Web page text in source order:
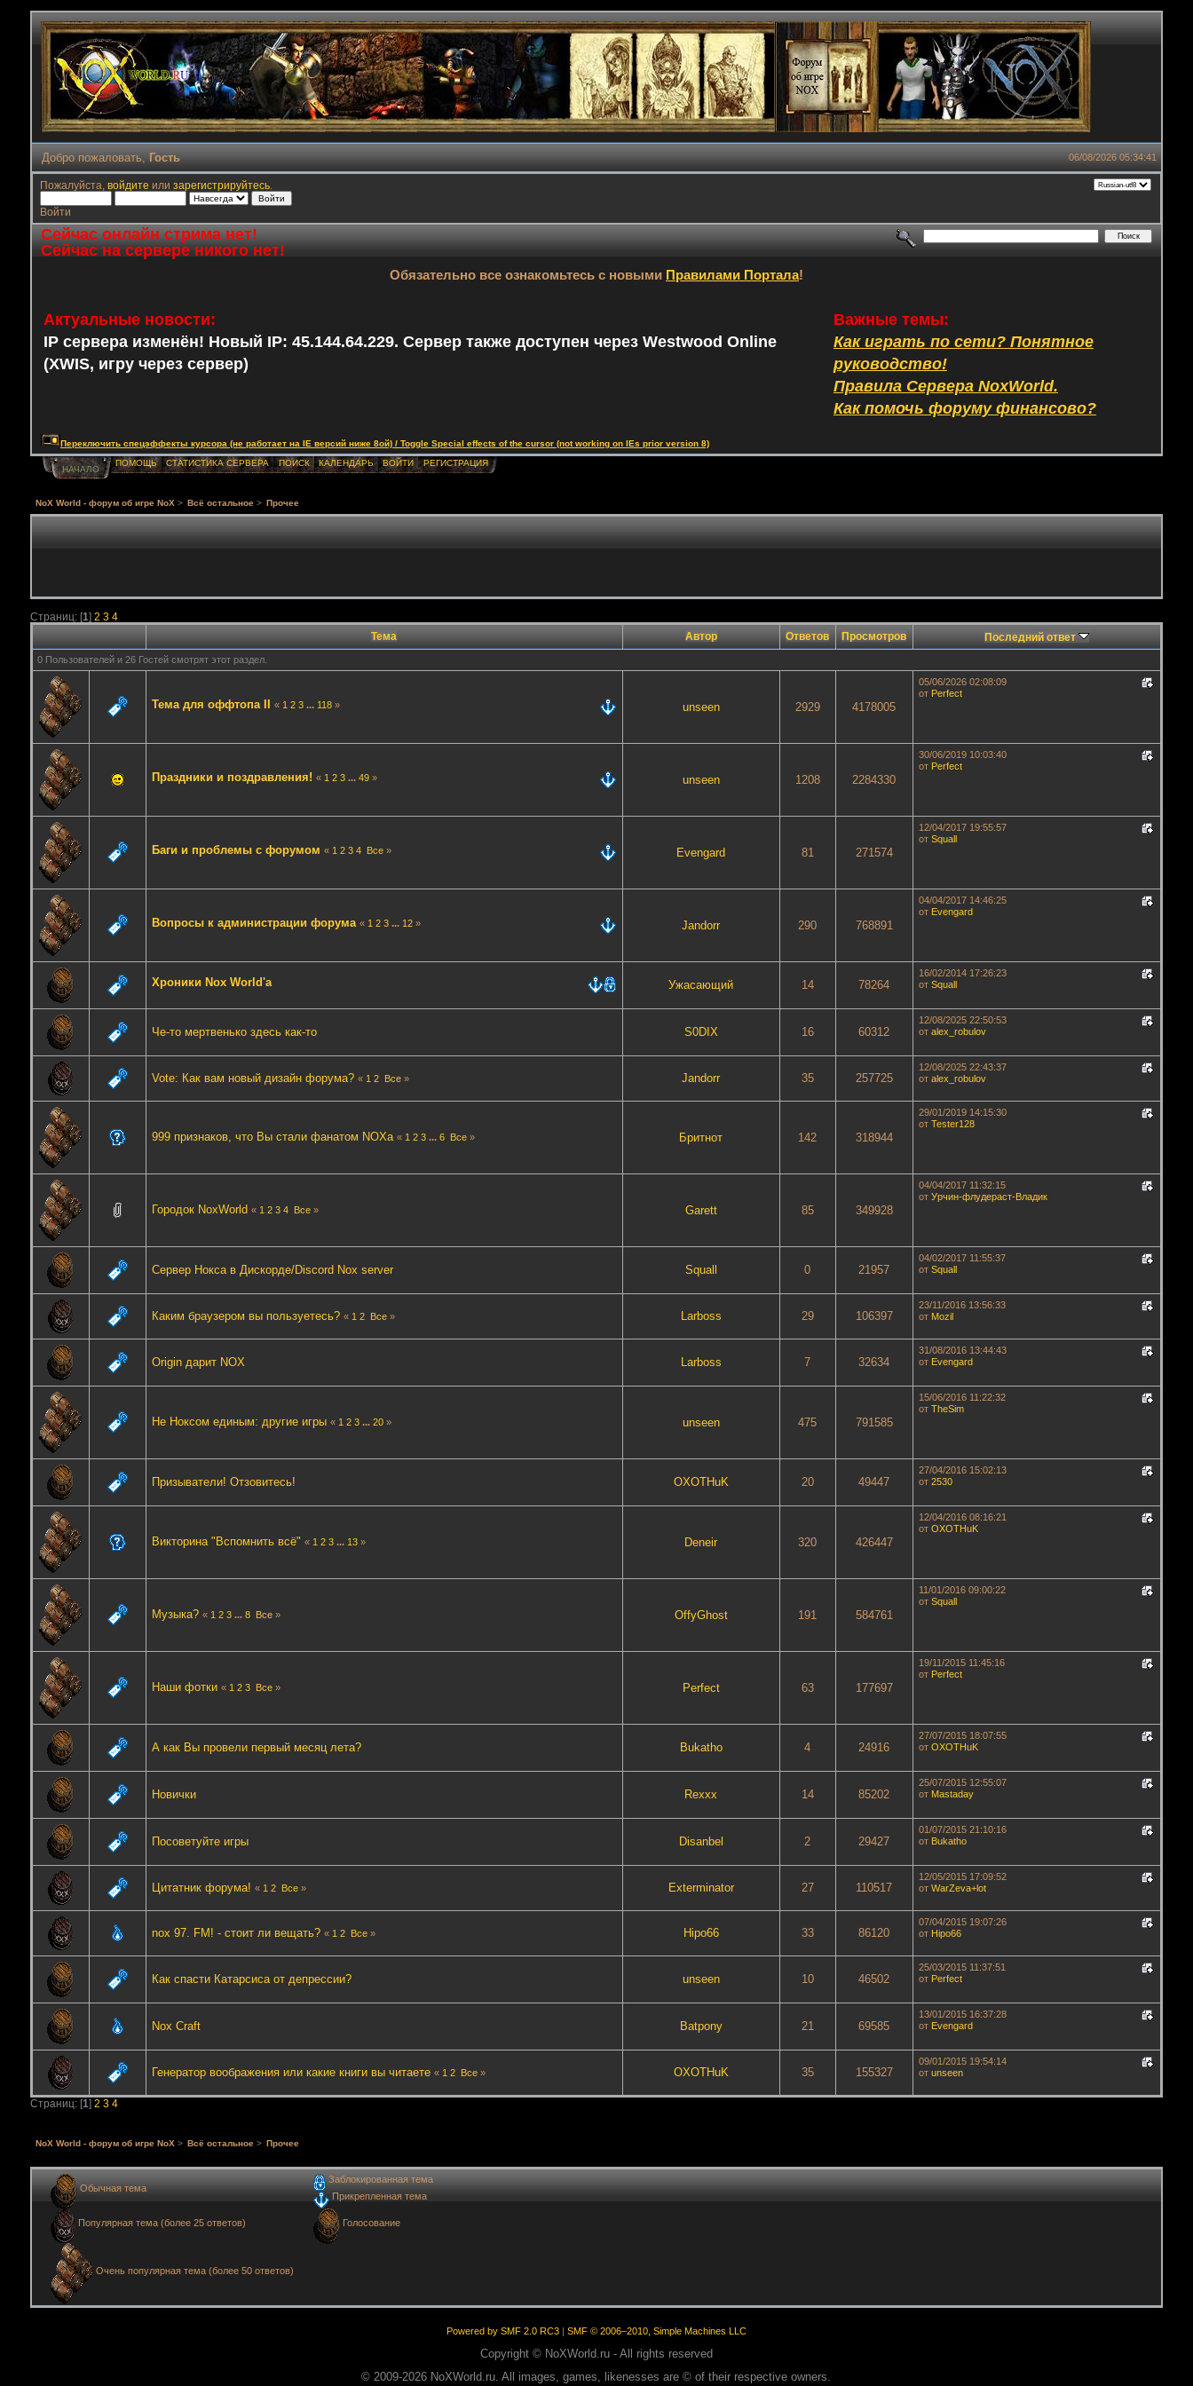
06/08/2026 05:34:41
Добро пожаловать, Гость
Пожалуйста, войдите или зарегистрируйтесь.
Войти
Сейчас онлайн стрима нет!
Сейчас на сервере никого нет!
Обязательно все ознакомьтесь с новыми Правилами Портала!
Актуальные новости:
IP сервера изменён! Новый IP: 45.144.64.229. Сервер также доступен через Westwood Online
(XWIS, игру через сервер)
Важные темы:
Как играть по сети? Понятное
руководство!
Правила Сервера NoxWorld.
Как помочь форуму финансово?
Переключить спецэффекты курсора (не работает на IE версий ниже 8ой) / Toggle Special effects of the cursor (not working on IEs prior version 8)
НАЧАЛО
ПОМОЩЬ СТАТИСТИКА СЕРВЕРА ПОИСК КАЛЕНДАРЬ ВОЙТИ РЕГИСТРАЦИЯ
NoX World - форум об игре NoX > Всё остальное > Прочее
Страниц: [1] 2 3 4
Тема
Автор Ответов Просмотров Последний ответ
0 Пользователей и 26 Гостей смотрят этот раздел.
Тема для оффтопа II « 1 2 3 ... 118 » unseen 2929 4178005
05/06/2026 02:08:09
от Perfect
Праздники и поздравления! « 1 2 3 ...49 » unseen 1208 2284330
30/06/2019 10:03:40
от Perfect
Баги и проблемы с форумом « 1 2 3 4 Все » Evengard 81 271574
12/04/2017 19:55:57
отSquall
Вопросы к администрации форума « 1 2 3 ... 12 » Jandorr 290 768891
04/04/2017 14:46:25
от Evengard
Хроники Nox World'a Ужасающий 14 78264
16/02/2014 17:26:23
отSquall
Че-то мертвенько здесь как-то S0DIX 16 60312
12/08/2025 22:50:53
отaleх_robulov
Vote: Как вам новый дизайн форума? « 1 2 Все » Jandorr 35 257725
12/08/2025 22:43:37
отaleх_robulov
999 признаков, что Вы стали фанатом NOXа « 1 2 3 ...6 Все » Бритнот 142 318944
29/01/2019 14:15:30
отTester128
Городок NoxWorld « 1 2 3 4 Все » Garett 85 349928
04/04/2017 11:32:15
отУрчин-флудераст-Владик
Сервер Нокса в Дискорде/Discord Nox server Squall 0 21957
04/02/2017 11:55:37
отSquall
Каким браузером вы пользуетесь? « 1 2 Все » Lаrboss 29 106397
23/11/2016 13:56:33
от Mozil
Origin дарит NOX Lаrboss 7 32634
31/08/2016 13:44:43
от Evengard
Не Ноксом единым: другие игры « 1 2 3 ...20 » unseen 475 791585
15/06/2016 11:22:32
отTheSim
Призыватели! Отзовитесь! OXOTHuK 20 49447
27/04/2016 15:02:13
от2530
Викторина "Вспомнить всё" « 1 2 3 ... 13 » Deneir 320 426447
12/04/2016 08:16:21
отOXOTHuK
Музыка? « 1 2 3 ...8 Все » OffyGhost 191 584761
11/01/2016 09:00:22
отSquall
Наши фотки « 1 2 3 Все » Perfect 63 177697
19/11/2015 11:45:16
от Perfect
А как Вы провели первый месяц лета? Bukatho 4 24916
27/07/2015 18:07:55
отOXOTHuK
Новички Rexxx 14 85202
25/07/2015 12:55:07
от Mastaday
Посоветуйте игры Disanbel 2 29427
01/07/2015 21:10:16
от Bukatho
Цитатник форума!« 1 2 Все » Exterminator 27 110517
12/05/2015 17:09:52
отWarZeva+lot
nox 97. FM! - стоит ли вещать? « 1 2 Все » Hipo66 33 86120
07/04/2015 19:07:26
от Hipo66
Как спасти Катарсиса от депрессии? unseen 10 46502
25/03/2015 11:37:51
от Perfect
Nox Craft Batpony 21 69585
13/01/2015 16:37:28
от Evengard
Генератор воображения или какие книги вы читаете « 1 2 Все » OXOTHuK 35 155327
09/01/2015 19:54:14
отunseen
Страниц: [1] 2 3 4
NoX World - форум об игре NoX > Всё остальное > Прочее
Обычная тема
Популярная тема (более 25 ответов)
Очень популярная тема (более 50 ответов)
Заблокированная тема
Прикрепленная тема
Голосование
Powered by SMF 2.0 RC3| SMF © 2006–2010, Simple Machines LLC
Copyright © NoXWorld.ru - All rights reserved
© 2009-2026 NoXWorld.ru. All images, games, likenesses are © of their respective owners.